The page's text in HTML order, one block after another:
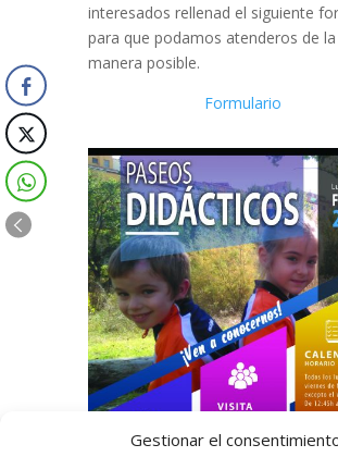
Gestionar el
interesados rellenad el siguiente
para que podamos atenderos de
manera posible.
Formulario